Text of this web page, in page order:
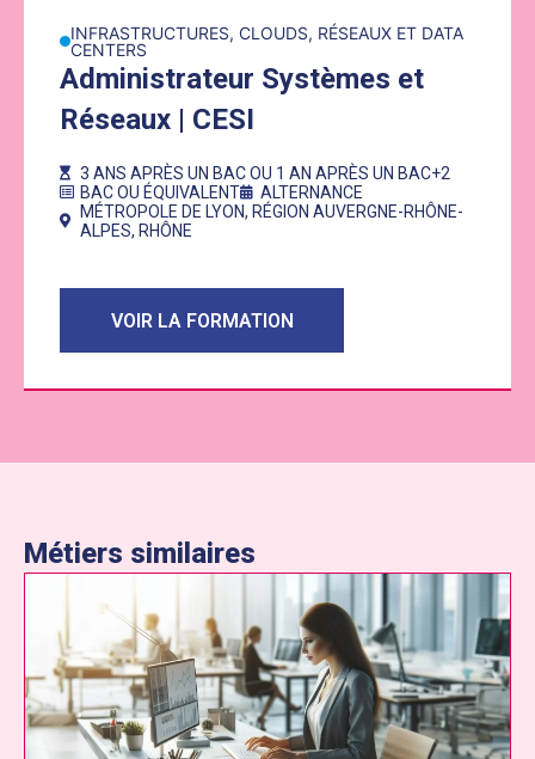
INFRASTRUCTURES, CLOUDS, RÉSEAUX ET DATA
CENTERS
Administrateur Systèmes et
Réseaux | CESI
3 ANS APRÈS UN BAC OU 1 AN APRÈS UN BAC+2
BAC OU ÉQUIVALENT
ALTERNANCE
MÉTROPOLE DE LYON, RÉGION AUVERGNE-RHÔNE-
ALPES, RHÔNE
VOIR LA FORMATION
Métiers similaires